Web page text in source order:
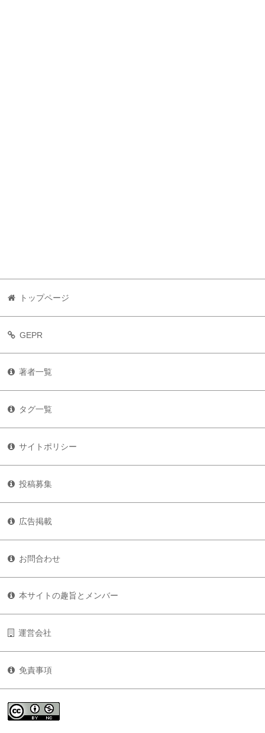
トップページ
GEPR
著者一覧
タグ一覧
サイトポリシー
投稿募集
広告掲載
お問合わせ
本サイトの趣旨とメンバー
運営会社
免責事項